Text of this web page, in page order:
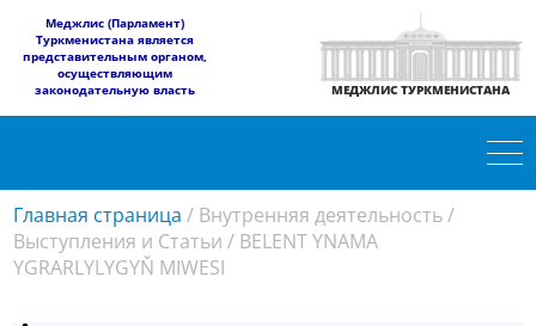
​Меджлис (Парламент)
Туркменистана является
представительным органом,
осуществляющим
законодательную власть
МЕДЖЛИС ТУРКМЕНИСТАНА
Главная страница / Внутренняя деятельность/
Выступления и Статьи / BELENT YNAMA
YGRARLYLYGYŇ MIWESI